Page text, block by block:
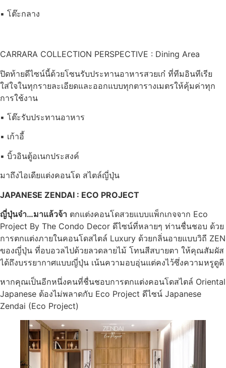
▪ โต๊ะกลาง
CARRARA COLLECTION PERSPECTIVE : Dining Area
ปิดท้ายดีไซน์นี้ด้วยโซนรับประทานอาหารสวยเก๋ ที่ทีมอินทีเรีย
ใส่ใจในทุกรายละเอียดและออกแบบทุกตารางเมตรให้คุ้มค่าทุก
การใช้งาน
▪ โต๊ะรับประทานอาหาร
▪ เก้าอี้
▪ บิ้วอินตู้อเนกประสงค์
มาถึงไอเดียแต่งคอนโด สไตล์ญี่ปุ่น
JAPANESE ZENDAI : ECO PROJECT
ญี่ปุ่นจ๋า…มาแล้วจ้า ตกแต่งคอนโดสวยแบบแพ็กเกจจาก Eco
Project By The Condo Decor ดีไซน์ที่หลายๆ ท่านชื่นชอบ ด้วย
การตกแต่งภายในคอนโดสไตล์ Luxury ด้วยกลิ่นอายแบบวิถี ZEN
ของญี่ปุ่น ที่อบอวลไปด้วยลวดลายไม้ โทนสีสบายตา ให้คุณสัมผัส
ได้ถึงบรรยากาศแบบญี่ปุ่น เน้นความอบอุ่นแต่คงไว้ซึ่งความหรูดูดี
หากคุณเป็นอีกหนึ่งคนที่ชื่นชอบการตกแต่งคอนโดสไตล์ Oriental
Japanese ต้องไม่พลาดกับ Eco Project ดีไซน์ Japanese
Zendai (Eco Project)